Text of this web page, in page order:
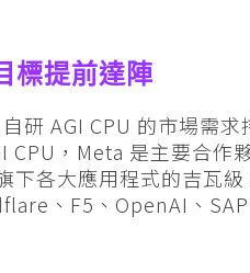
標提前達陣
研 AGI CPU 的市場需求
CPU，Meta 是主要合作
下各大應用程式的吉瓦
、F5、OpenAI、